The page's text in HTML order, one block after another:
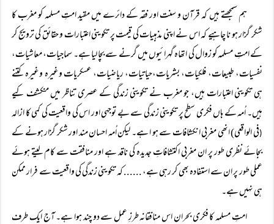
ہم سمجھتے ہیں کہ قرآن و سنت اور فقہ کے دائرے میں مقید امتِ مسلمہ کو مغرب کا
شکر گزار ہو نا چاہیے کہ اس نے اپنی مذہبیات کی قیمت پر تکوینی اعتبارات و حقائق کی ترویج کر
کے امتِ مسلمہ کو زوال کی اتھاہ گہرائیوں میں گرنے سے بچا لیا ہے۔ سماجیات، معاشیات،
نفسیات، طبیعات، فلکیات، بشریات،حیاتیات، ریاضیات، عسکریات وغیرہ وغیرہ کتنے
ہی تکوینی اعتبارات ہیں، جو مغرب نے تکوینی زندگی کے عصری تناظر میں منکشف کیے
ہیں۔ اُمہ کے ہاں فکری سطح پر تکوینی زندگی سے بے توجہی اور اس کی واقعیت کی کمی کا ازالہ
(فی الواقعی) انھی مغربی انکشافات سے ہو ا ہے۔ لیکن اُمہ احسان مند اور شکر گزار ہونے کے
بجائے نظری طور پر ان مغربی اکتشافاتِ جدیدہ کی ناقد ہے اور منافقت سے کام لیتے ہوئے
عملی طور پر ان سے استفادہ بھی کر رہی ہے، ...... کہ تکوینی زندگی کی واقعیت سے فرار ممکن
ہی نہیں ہے۔
امتِ مسلمہ کا فکری بحران اس منافقانہ طرزِ عمل سے دو چند ہوا ہے۔ آج ایک طرف